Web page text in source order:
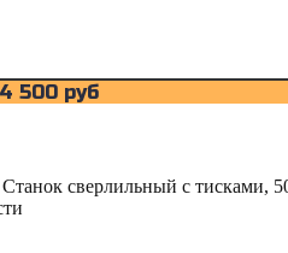
500 руб